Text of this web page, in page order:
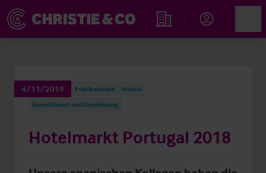
Immobiliensuche
4/11/2019 Publikationen
Hotels
Investitionen und Entwicklung
Hotelmarkt Portugal 2018